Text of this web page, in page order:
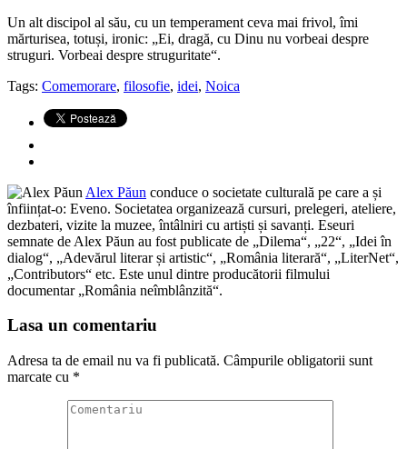
Un alt discipol al său, cu un temperament ceva mai frivol, îmi
mărturisea, totuși, ironic: „Ei, dragă, cu Dinu nu vorbeai despre
struguri. Vorbeai despre struguritate“.
Tags: Comemorare, filosofie, idei, Noica
Alex Păun conduce o societate culturală pe care a și
înființat-o: Eveno. Societatea organizează cursuri, prelegeri, ateliere,
dezbateri, vizite la muzee, întâlniri cu artiști și savanți. Eseuri
semnate de Alex Păun au fost publicate de „Dilema“, „22“, „Idei în
dialog“, „Adevărul literar și artistic“, „România literară“, „LiterNet“,
„Contributors“ etc. Este unul dintre producătorii filmului
documentar „România neîmblânzită“.
Lasa un comentariu
Adresa ta de email nu va fi publicată. Câmpurile obligatorii sunt
marcate cu *